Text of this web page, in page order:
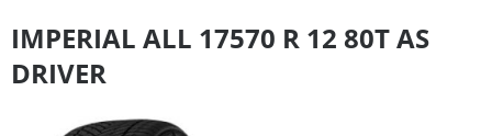
IMPERIAL ALL 17570 R 12 80T AS
DRIVER